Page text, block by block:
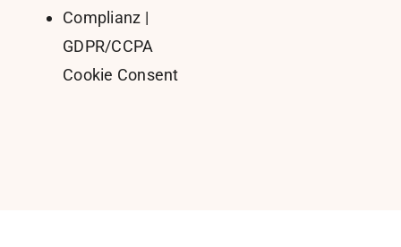
Complianz |
GDPR/CCPA
Cookie Consent